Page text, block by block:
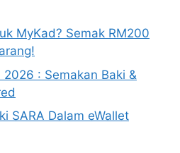
MyKad? Semak RM200
: Semakan Baki &
SARA Dalam eWallet